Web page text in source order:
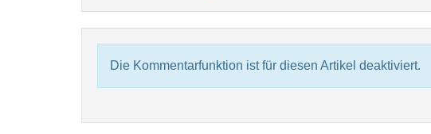
Die Kommentarfunktion ist für diesen Artikel deaktiviert.